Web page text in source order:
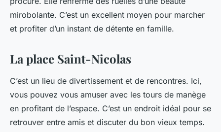
mirobolante. C’est un excellent moyen pour marcher
et profiter d’un instant de détente en famille.
La place Saint-Nicolas
C’est un lieu de divertissement et de rencontres. Ici,
vous pouvez vous amuser avec les tours de manège
en profitant de l’espace. C’est un endroit idéal pour se
retrouver entre amis et discuter du bon vieux temps.